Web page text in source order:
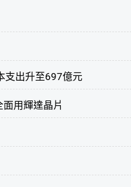
出升至697億元
用輝達晶片